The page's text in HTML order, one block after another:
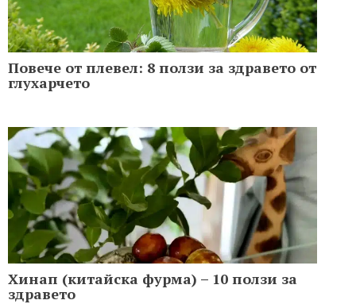
Повече от плевел: 8 ползи за здравето от
глухарчето
Хинап (китайска фурма) – 10 ползи за
здравето